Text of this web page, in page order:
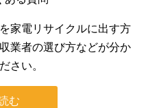
家電リサイクルに出す方
業者の選び方などが分か
さい。
む